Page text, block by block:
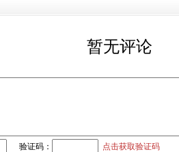
暂无评论
验证码： 点击获取验证码